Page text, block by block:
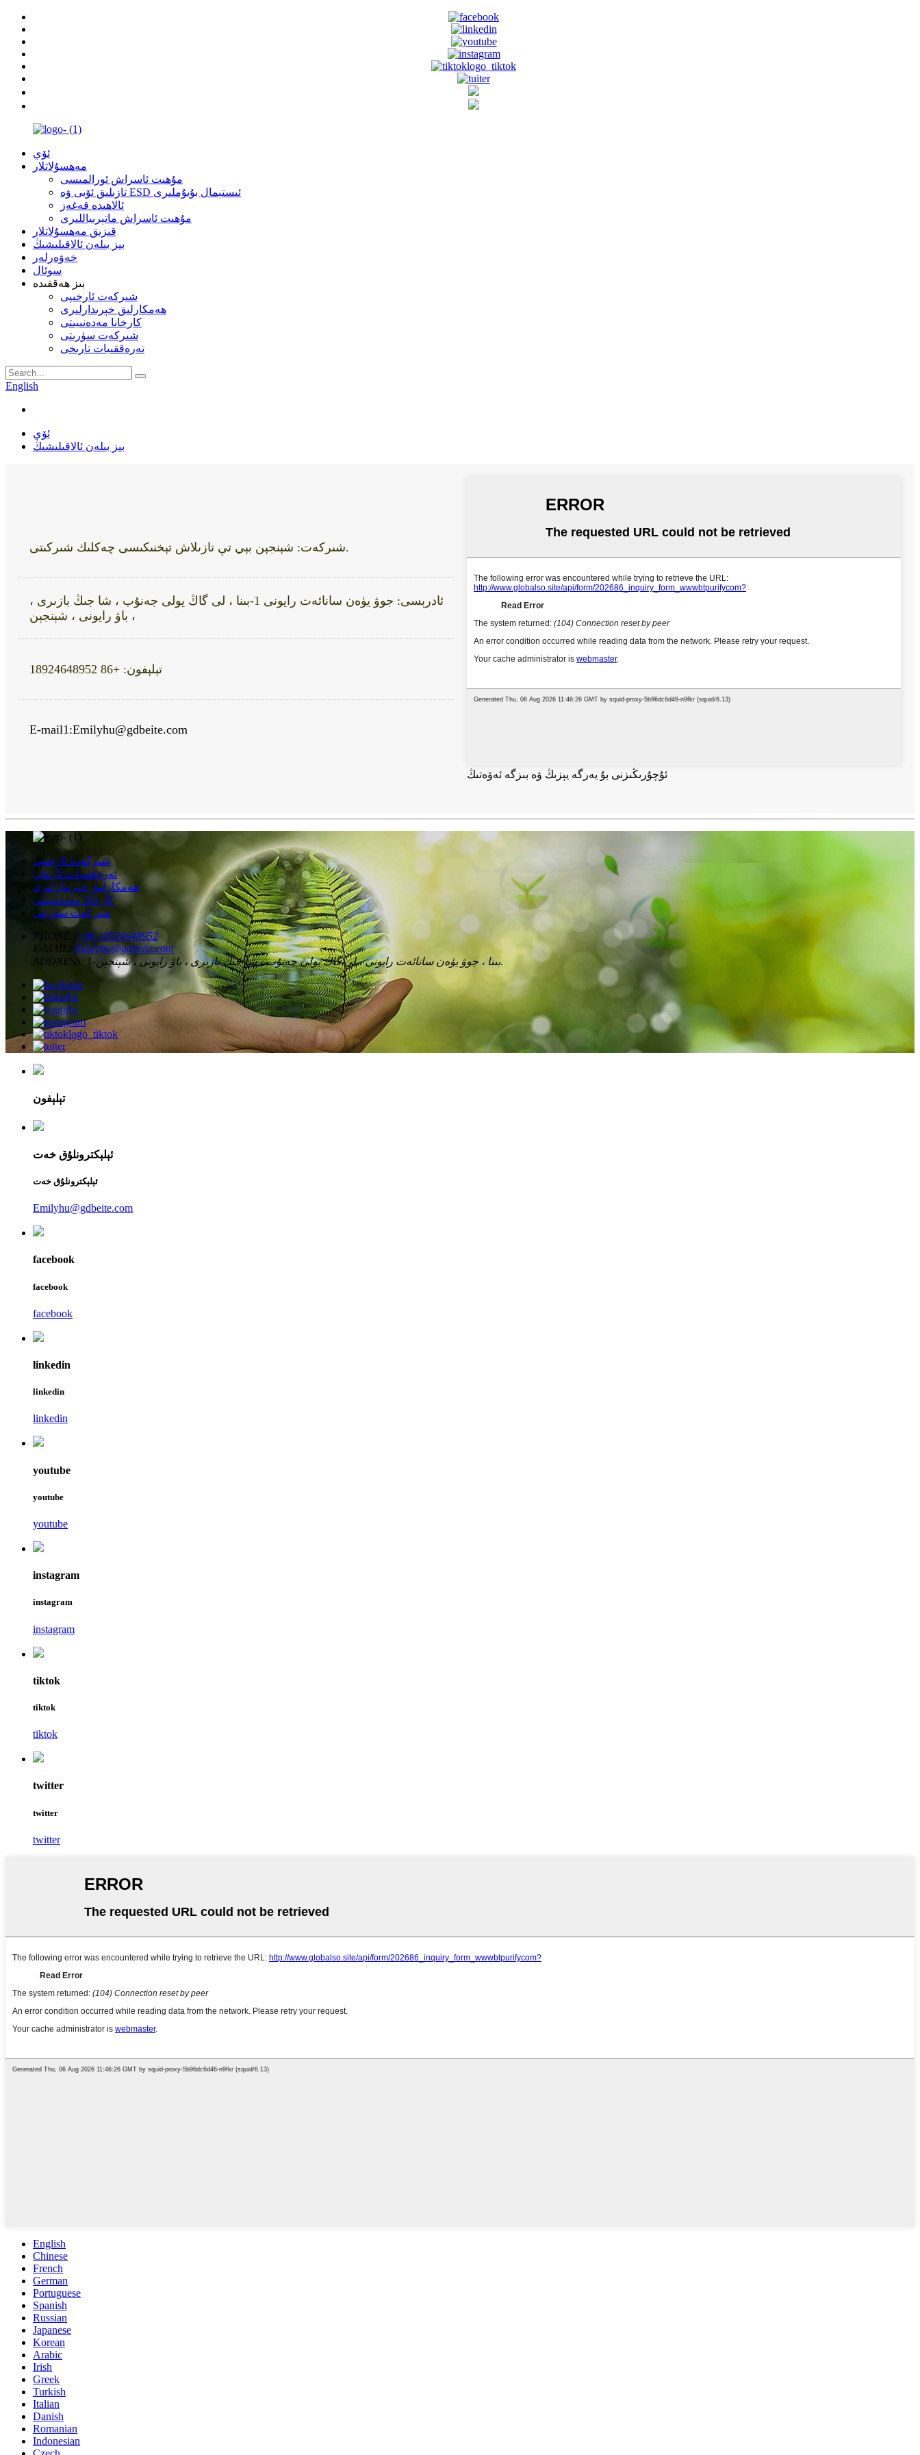
ئۆي
مەھسۇلاتلار
مۇھىت ئاسراش ئورالمىسى
تازىلىق ئۆيى ۋە ESD ئىستېمال بۇيۇملىرى
ئالاھىدە قەغەز
مۇھىت ئاسراش ماتېرىياللىرى
قىزىق مەھسۇلاتلار
بىز بىلەن ئالاقىلىشىڭ
خەۋەرلەر
سوئال
بىز ھەققىدە
شىركەت ئارخىپى
ھەمكارلىق خېرىدارلىرى
كارخانا مەدەنىيىتى
شىركەت سۈرىتى
تەرەققىيات تارىخى
English
ئۆي
بىز بىلەن ئالاقىلىشىڭ
شىركەت: شېنجېن بېي تې تازىلاش تېخنىكىسى چەكلىك شىركىتى.
ئادرېسى: جوۋ يۈەن سانائەت رايونى 1-بىنا ، لى گاڭ يولى جەنۇب ، شا جىڭ بازىرى ،
باۋ رايونى ، شېنجېن ،
تېلېفون: +86 18924648952
E-mail1:Emilyhu@gdbeite.com
ئۇچۇرىڭىزنى بۇ يەرگە يېزىڭ ۋە بىزگە ئەۋەتىڭ
شىركەت ئارخىپى
تەرەققىيات تارىخى
ھەمكارلىق خېرىدارلىرى
كارخانا مەدەنىيىتى
شىركەت سۈرىتى
PHONE:
+86 18924648952
E-MAIL:
Emilyhu@gdbeite.com
ADDRESS:
1-بىنا ، جوۋ يۈەن سانائەت رايونى ، لى گاڭ يولى جەنۇب ، شا جىڭ بازىرى ، باۋ رايونى ، شېنجېن.
تېلېفون
ئېلېكترونلۇق خەت
ئېلېكترونلۇق خەت
Emilyhu@gdbeite.com
facebook
facebook
facebook
linkedin
linkedin
linkedin
youtube
youtube
youtube
instagram
instagram
instagram
tiktok
tiktok
tiktok
twitter
twitter
twitter
English
Chinese
French
German
Portuguese
Spanish
Russian
Japanese
Korean
Arabic
Irish
Greek
Turkish
Italian
Danish
Romanian
Indonesian